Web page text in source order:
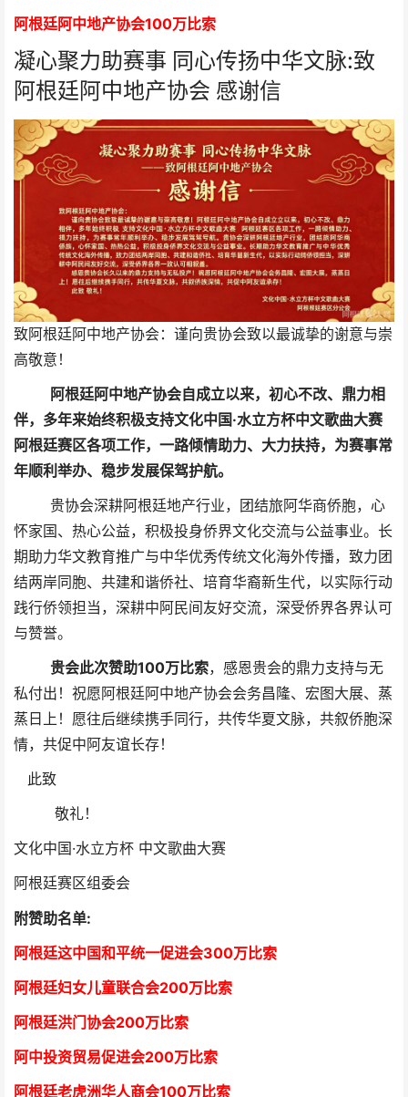
阿根廷阿中地产协会100万比索
凝心聚力助赛事 同心传扬中华文脉:致
阿根廷阿中地产协会 感谢信
致阿根廷阿中地产协会：谨向贵协会致以最诚挚的谢意与崇
高敬意！
阿根廷阿中地产协会自成立以来，初心不改、鼎力相
伴，多年来始终积极支持文化中国·水立方杯中文歌曲大赛
阿根廷赛区各项工作，一路倾情助力、大力扶持，为赛事常
年顺利举办、稳步发展保驾护航。
贵协会深耕阿根廷地产行业，团结旅阿华商侨胞，心
怀家国、热心公益，积极投身侨界文化交流与公益事业。长
期助力华文教育推广与中华优秀传统文化海外传播，致力团
结两岸同胞、共建和谐侨社、培育华裔新生代，以实际行动
践行侨领担当，深耕中阿民间友好交流，深受侨界各界认可
与赞誉。
贵会此次赞助100万比索， 感恩贵会的鼎力支持与无
私付出！祝愿阿根廷阿中地产协会会务昌隆、宏图大展、蒸
蒸日上！愿往后继续携手同行，共传华夏文脉，共叙侨胞深
情，共促中阿友谊长存！
此致
敬礼！
文化中国·水立方杯 中文歌曲大赛
阿根廷赛区组委会
附赞助名单:
阿根廷这中国和平统一促进会300万比索
阿根廷妇女儿童联合会200万比索
阿根廷洪门协会200万比索
阿中投资贸易促进会200万比索
阿根廷老虎洲华人商会100万比索